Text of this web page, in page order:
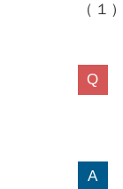
（１）